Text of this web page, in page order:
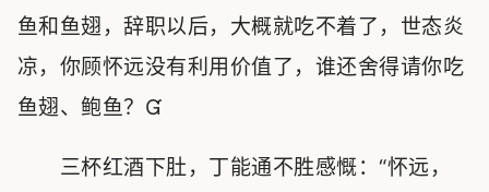
鱼和鱼翅，辞职以后，大概就吃不着了，世态炎
凉，你顾怀远没有利用价值了，谁还舍得请你吃
鱼翅、鲍鱼？
三杯红酒下肚，丁能通不胜感慨：“怀远，